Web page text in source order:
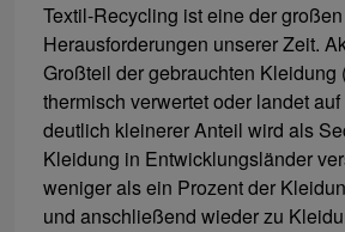
Textil-Recycling ist eine der großen
Herausforderungen unserer Zeit.
Großteil der gebrauchten Kleidung
thermisch verwertet oder landet
deutlich kleinerer Anteil wird als
Kleidung in Entwicklungsländer
weniger als ein Prozent der
und anschließend wieder zu